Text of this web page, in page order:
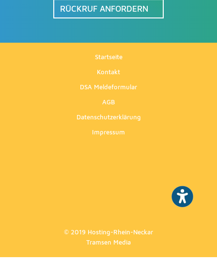
Startseite
Kontakt
DSA Meldeformular
AGB
Datenschutzerklärung
Impressum
© 2019 Hosting-Rhein-Neckar
Tramsen Media